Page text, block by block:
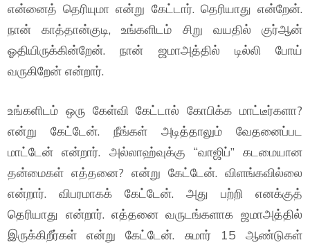
என்னைத் தெரியுமா என்று கேட்டார். தெரியாது என்றேன்.
நான் காத்தான்குடி, உங்களிடம் சிறு வயதில் குர்ஆன்
ஓதியிருக்கின்றேன். நான் ஜமாஅத்தில் டில்லி போய்
வருகிறேன் என்றார்.
உங்களிடம் ஒரு கேள்வி கேட்டால் கோபிக்க மாட்டீர்களா?
என்று கேட்டேன். நீங்கள் அடித்தாலும் வேதனைப்பட
மாட்டேன் என்றார். அல்லாஹ்வுக்கு “வாஜிப்” கடமையான
தன்மைகள் எத்தனை? என்று கேட்டேன். விளங்கவில்லை
என்றார். விபரமாகக் கேட்டேன். அது பற்றி எனக்குத்
தெரியாது என்றார். எத்தனை வருடங்களாக ஜமாஅத்தில்
இருக்கிறீர்கள் என்று கேட்டேன். சுமார் 15 ஆண்டுகள்